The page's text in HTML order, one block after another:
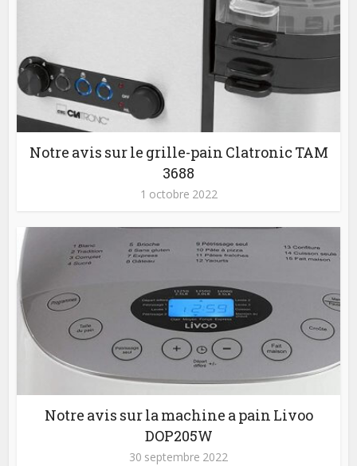
Notre avis sur le grille-pain Clatronic TAM
3688
1 octobre 2022
Notre avis sur la machine a pain Livoo
DOP205W
30 septembre 2022